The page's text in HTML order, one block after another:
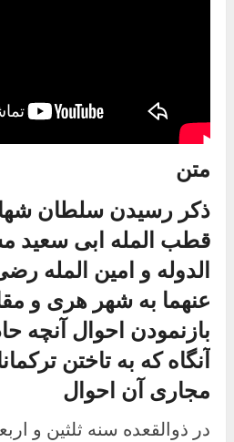
متن
ذکر رسیدن سلطان
قطب المله ابی سعید
الدوله و امین المله
عنهما به شهر هری و
بازنمودن احوال آنچه
آنگاه که به تاختن
مجاری آن احوال
در ذوالقعده سنه ثلثین و